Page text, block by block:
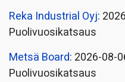
Reka Industrial Oyj:
Puolivuosikatsaus
Metsä Board: 2026-08-
Puolivuosikatsaus